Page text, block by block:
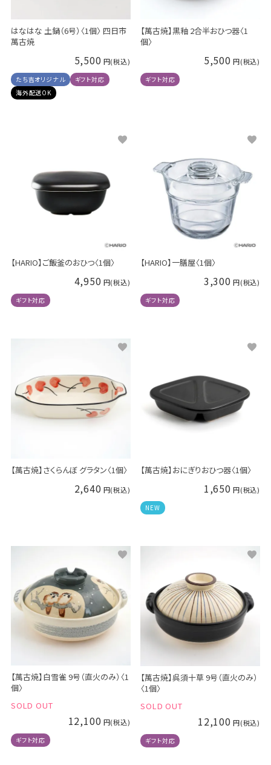
はなはな 土鍋（6号）〈1個〉 四日市
萬古焼
5,500
たち吉オリジナル
ギフト対応
海外配送OK
【萬古焼】黒釉 2合半おひつ器〈1
個〉
5,500
ギフト対応
【HARIO】ご飯釜のおひつ〈1個〉
4,950
ギフト対応
【HARIO】一膳屋〈1個〉
3,300
ギフト対応
【萬古焼】さくらんぼ グラタン〈1個〉
2,640
【萬古焼】おにぎりおひつ器〈1個〉
1,650
NEW
【萬古焼】白雪雀 9号（直火のみ）〈1
個〉
SOLD OUT
12,100
ギフト対応
【萬古焼】呉須十草 9号（直火のみ）
〈1個〉
SOLD OUT
12,100
ギフト対応